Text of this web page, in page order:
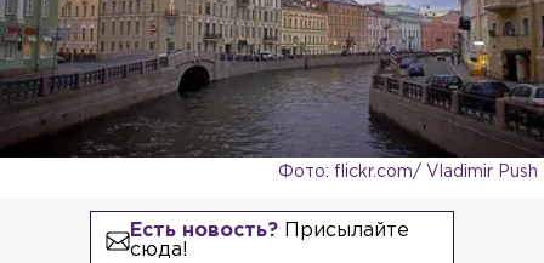
Фото: flickr.com/ Vladimir Push
Есть новость?Присылайте
сюда!